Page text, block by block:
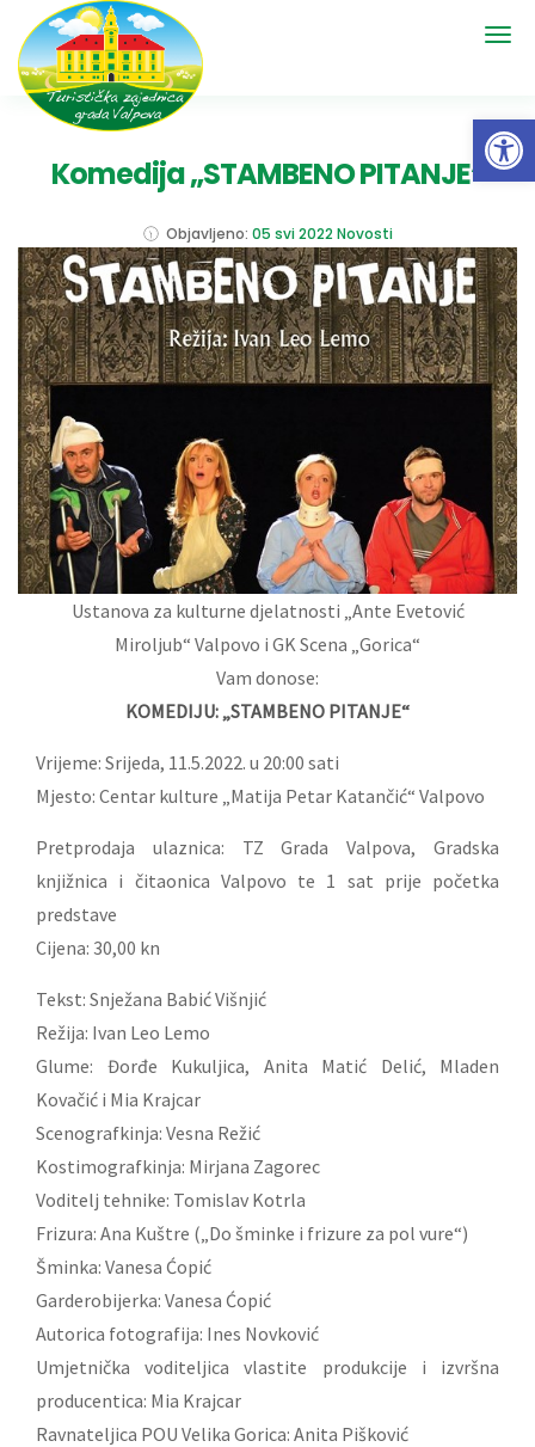
Komedija „STAMBENO PITANJE“
Objavljeno: 05 svi 2022 Novosti
Ustanova za kulturne djelatnosti „Ante Evetović
Miroljub“ Valpovo i GK Scena „Gorica“
Vam donose:
KOMEDIJU: „STAMBENO PITANJE“
Vrijeme: Srijeda, 11.5.2022. u 20:00 sati
Mjesto: Centar kulture „Matija Petar Katančić“ Valpovo
Pretprodaja ulaznica: TZ Grada Valpova, Gradska
knjižnica i čitaonica Valpovo te 1 sat prije početka
predstave
Cijena: 30,00 kn
Tekst: Snježana Babić Višnjić
Režija: Ivan Leo Lemo
Glume: Đorđe Kukuljica, Anita Matić Delić, Mladen
Kovačić i Mia Krajcar
Scenografkinja: Vesna Režić
Kostimografkinja: Mirjana Zagorec
Voditelj tehnike: Tomislav Kotrla
Frizura: Ana Kuštre („Do šminke i frizure za pol vure“)
Šminka: Vanesa Ćopić
Garderobijerka: Vanesa Ćopić
Autorica fotografija: Ines Novković
Umjetnička voditeljica vlastite produkcije i izvršna
producentica: Mia Krajcar
Ravnateljica POU Velika Gorica: Anita Pišković